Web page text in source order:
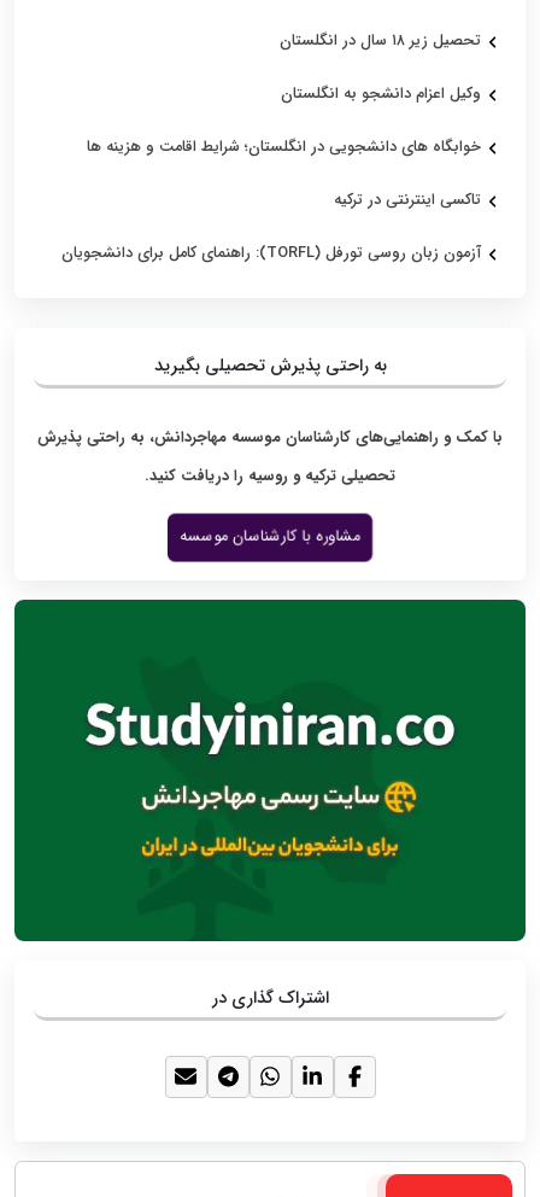
تحصیل زیر ۱۸ سال در انگلستان
وکیل اعزام دانشجو به انگلستان
خوابگاه های دانشجویی در انگلستان؛ شرایط اقامت و هزینه ها
تاکسی اینترنتی در ترکیه
آزمون زبان روسی تورفل (TORFL): راهنمای کامل برای دانشجویان
به راحتی پذیرش تحصیلی بگیرید
با کمک و راهنمایی‌های کارشناسان موسسه مهاجردانش، به راحتی پذیرش
تحصیلی ترکیه و روسیه را دریافت کنید.
مشاوره با کارشناسان موسسه
اشتراک گذاری در